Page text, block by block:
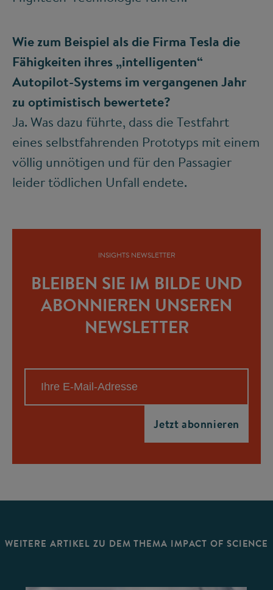
Wie zum Beispiel als die Firma Tesla die
Fähigkeiten ihres „intelligenten“
Autopilot-Systems im vergangenen Jahr
zu optimistisch bewertete?
Ja. Was dazu führte, dass die Testfahrt
eines selbstfahrenden Prototyps mit einem
völlig unnötigen und für den Passagier
leider tödlichen Unfall endete.
INSIGHTS NEWSLETTER
BLEIBEN SIE IM BILDE UND
ABONNIEREN UNSEREN
NEWSLETTER
WEITERE ARTIKEL ZU DEM THEMA IMPACT OF SCIENCE